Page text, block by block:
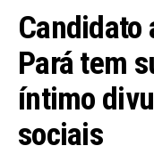
Candidato
Pará tem
íntimo
sociais